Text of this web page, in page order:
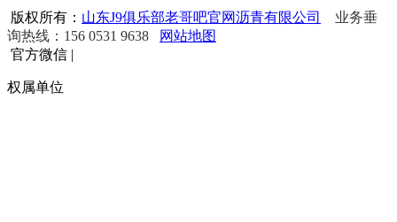
版权所有： 山东J9俱乐部老哥吧官网沥青有限公司
业务垂
询热线：156 0531 9638
网站地图
官方微信 |
权属单位